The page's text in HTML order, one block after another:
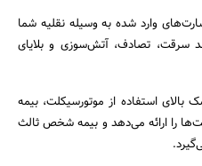
وارد شده به وسیله نقلیه شما
تصادف، آتش‌سوزی و بلایای
بالای استفاده از موتورسیکلت، بیمه
را ارائه می‌دهد و بیمه شخص ثالث